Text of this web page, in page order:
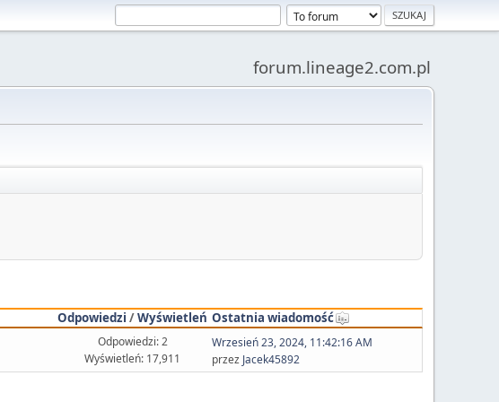
forum.lineage2.com.pl
Odpowiedzi /Wyświetleń Ostatnia wiadomość
Odpowiedzi: 2
Wyświetleń: 17,911
Wrzesień 23, 2024, 11:42:16 AM
przez Jacek45892